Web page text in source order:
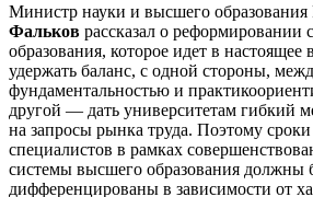
Министр науки и высшего образования
Фальков рассказал о реформировании
образования, которое идет в
удержать баланс, с одной стороны,
фундаментальностью и
другой — дать университетам гибкий
на запросы рынка труда. Поэтому
специалистов в рамках
системы высшего образования должны
дифференцированы в зависимости от